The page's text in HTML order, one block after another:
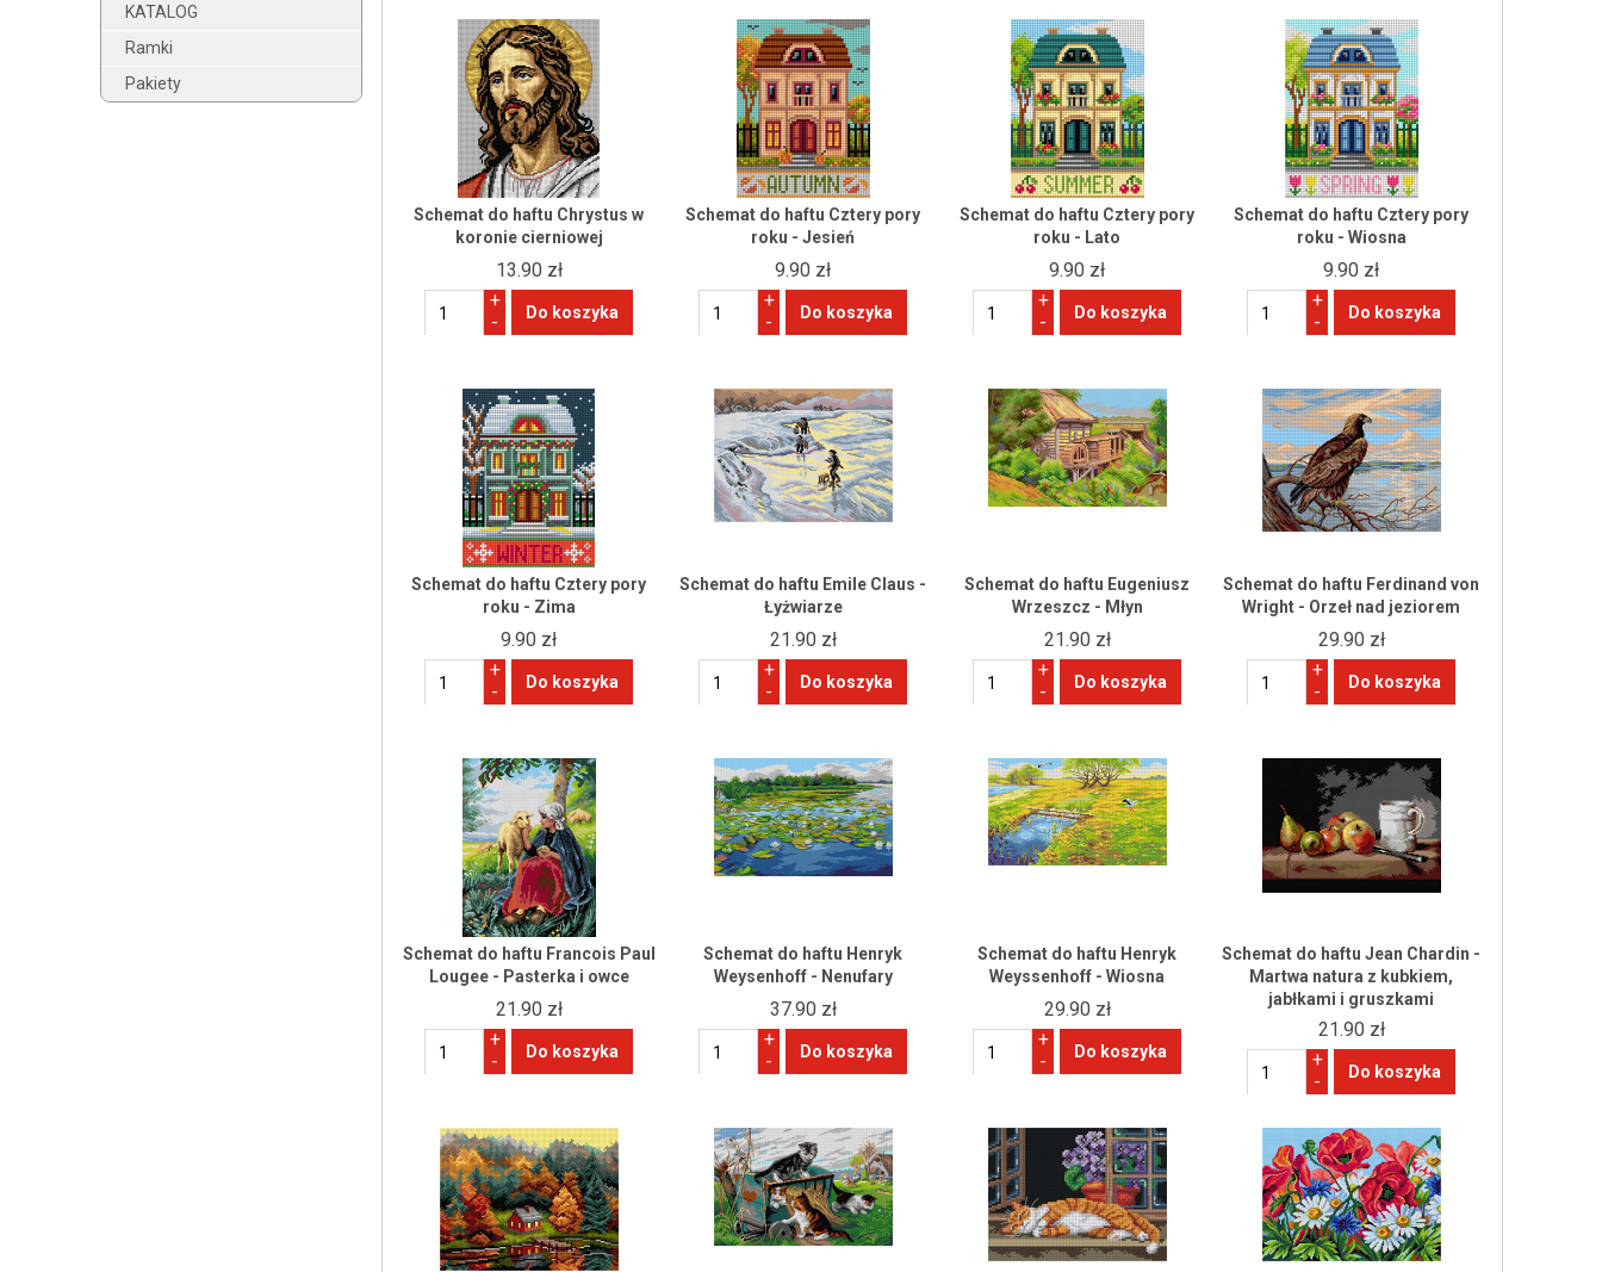
KATALOG
Ramki
Pakiety
Schemat do haftu Chrystus w
koronie cierniowej
13.90 zł
+
-
Schemat do haftu Cztery pory
roku - Jesień
9.90 zł
+
-
Schemat do haftu Cztery pory
roku - Lato
9.90 zł
+
-
Schemat do haftu Cztery pory
roku - Wiosna
9.90 zł
+
-
Schemat do haftu Cztery pory
roku - Zima
9.90 zł
+
-
Schemat do haftu Emile Claus -
Łyżwiarze
21.90 zł
+
-
Schemat do haftu Eugeniusz
Wrzeszcz - Młyn
21.90 zł
+
-
Schemat do haftu Ferdinand von
Wright - Orzeł nad jeziorem
29.90 zł
+
-
Schemat do haftu Francois Paul
Lougee - Pasterka i owce
21.90 zł
+
-
Schemat do haftu Henryk
Weysenhoff - Nenufary
37.90 zł
+
-
Schemat do haftu Henryk
Weyssenhoff - Wiosna
29.90 zł
+
-
Schemat do haftu Jean Chardin -
Martwa natura z kubkiem,
jabłkami i gruszkami
21.90 zł
+
-